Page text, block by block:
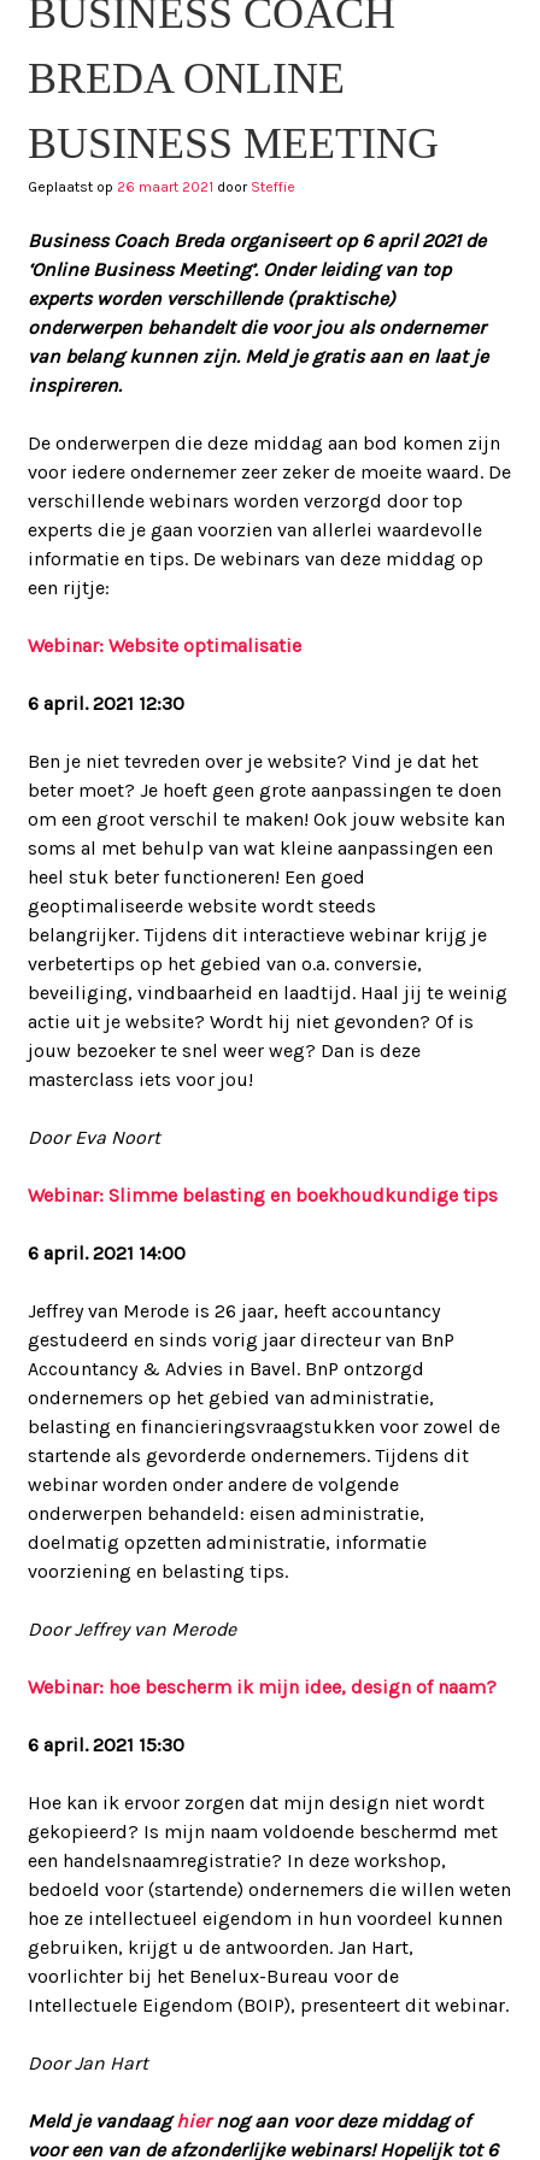
BUSINESS COACH
BREDA ONLINE
BUSINESS MEETING
Geplaatst op 26 maart 2021 door Steffie
Business Coach Breda organiseert op 6 april 2021 de
‘Online Business Meeting’. Onder leiding van top
experts worden verschillende (praktische)
onderwerpen behandelt die voor jou als ondernemer
van belang kunnen zijn. Meld je gratis aan en laat je
inspireren.
De onderwerpen die deze middag aan bod komen zijn
voor iedere ondernemer zeer zeker de moeite waard. De
verschillende webinars worden verzorgd door top
experts die je gaan voorzien van allerlei waardevolle
informatie en tips. De webinars van deze middag op
een rijtje:
Webinar: Website optimalisatie
6 april. 2021 12:30
Ben je niet tevreden over je website? Vind je dat het
beter moet? Je hoeft geen grote aanpassingen te doen
om een groot verschil te maken! Ook jouw website kan
soms al met behulp van wat kleine aanpassingen een
heel stuk beter functioneren! Een goed
geoptimaliseerde website wordt steeds
belangrijker. Tijdens dit interactieve webinar krijg je
verbetertips op het gebied van o.a. conversie,
beveiliging, vindbaarheid en laadtijd. Haal jij te weinig
actie uit je website? Wordt hij niet gevonden? Of is
jouw bezoeker te snel weer weg? Dan is deze
masterclass iets voor jou!
Door Eva Noort
Webinar: Slimme belasting en boekhoudkundige tips
6 april. 2021 14:00
Jeffrey van Merode is 26 jaar, heeft accountancy
gestudeerd en sinds vorig jaar directeur van BnP
Accountancy & Advies in Bavel. BnP ontzorgd
ondernemers op het gebied van administratie,
belasting en financieringsvraagstukken voor zowel de
startende als gevorderde ondernemers. Tijdens dit
webinar worden onder andere de volgende
onderwerpen behandeld: eisen administratie,
doelmatig opzetten administratie, informatie
voorziening en belasting tips.
Door Jeffrey van Merode
Webinar: hoe bescherm ik mijn idee, design of naam?
6 april. 2021 15:30
Hoe kan ik ervoor zorgen dat mijn design niet wordt
gekopieerd? Is mijn naam voldoende beschermd met
een handelsnaamregistratie? In deze workshop,
bedoeld voor (startende) ondernemers die willen weten
hoe ze intellectueel eigendom in hun voordeel kunnen
gebruiken, krijgt u de antwoorden. Jan Hart,
voorlichter bij het Benelux-Bureau voor de
Intellectuele Eigendom (BOIP), presenteert dit webinar.
Door Jan Hart
Meld je vandaaghiernog aan voor deze middag of
voor een van de afzonderlijke webinars! Hopelijk tot 6